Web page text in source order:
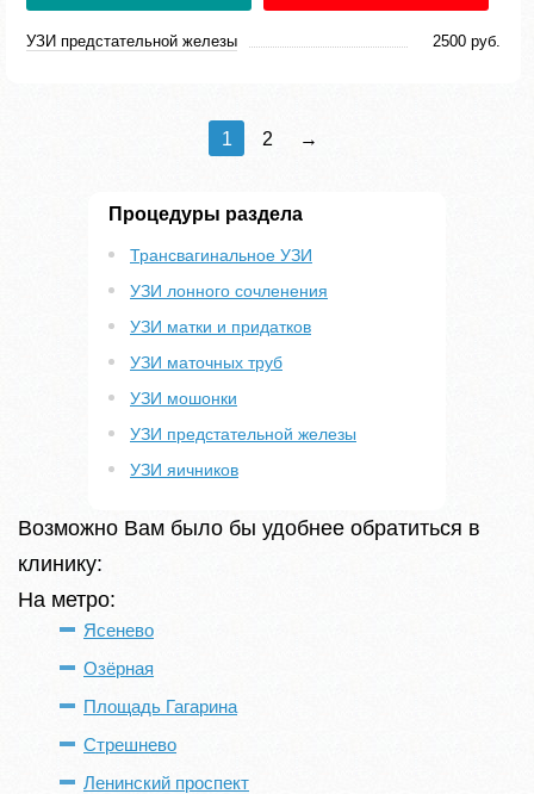
УЗИ предстательной железы 2500 руб.
1 2 →
Процедуры раздела
Трансвагинальное УЗИ
УЗИ лонного сочленения
УЗИ матки и придатков
УЗИ маточных труб
УЗИ мошонки
УЗИ предстательной железы
УЗИ яичников
Возможно Вам было бы удобнее обратиться в
клинику:
На метро:
Ясенево
Озёрная
Площадь Гагарина
Стрешнево
Ленинский проспект